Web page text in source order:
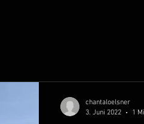
chantaloelsner
3. Juni 2022
1